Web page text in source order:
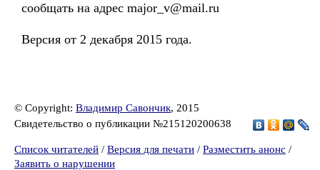
сообщать на адрес major_v@mail.ru
Версия от 2 декабря 2015 года.
© Copyright: Владимир Савончик, 2015
Свидетельство о публикации №215120200638
Список читателей / Версия для печати / Разместить анонс /
Заявить о нарушении